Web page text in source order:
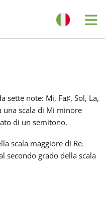
sette note: Mi, Fa♯, Sol, La,
una scala di Mi minore
di un semitono.
scala maggiore di Re.
secondo grado della scala